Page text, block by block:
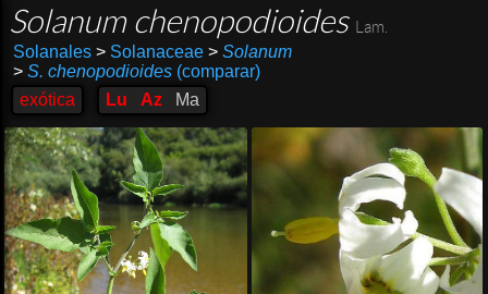
Solanum chenopodioides Lam.
Solanales >Solanaceae > Solanum
> S. chenopodioides(comparar)
exótica
Lu Az Ma